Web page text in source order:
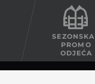
PROMO
ODJEĆA